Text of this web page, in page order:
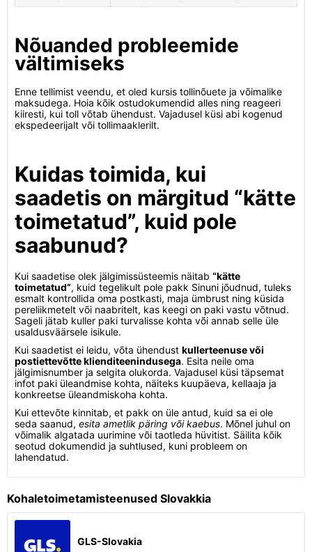
Nõuanded probleemide
vältimiseks
Enne tellimist veendu, et oled kursis tollinõuete ja võimalike
maksudega. Hoia kõik ostudokumendid alles ning reageeri
kiiresti, kui toll võtab ühendust. Vajadusel küsi abi kogenud
ekspedeerijalt või tollimaaklerilt.
Kuidas toimida, kui
saadetis on märgitud “kätte
toimetatud”, kuid pole
saabunud?
Kui saadetise olek jälgimissüsteemis näitab “kätte
toimetatud”, kuid tegelikult pole pakk Sinuni jõudnud, tuleks
esmalt kontrollida oma postkasti, maja ümbrust ning küsida
pereliikmetelt või naabritelt, kas keegi on paki vastu võtnud.
Sageli jätab kuller paki turvalisse kohta või annab selle üle
usaldusväärsele isikule.
Kui saadetist ei leidu, võta ühendust kullerteenuse või
postiettevõtte klienditeenindusega. Esita neile oma
jälgimisnumber ja selgita olukorda. Vajadusel küsi täpsemat
infot paki üleandmise kohta, näiteks kuupäeva, kellaaja ja
konkreetse üleandmiskoha kohta.
Kui ettevõte kinnitab, et pakk on üle antud, kuid sa ei ole
seda saanud, esita ametlik päring või kaebus. Mõnel juhul on
võimalik algatada uurimine või taotleda hüvitist. Säilita kõik
seotud dokumendid ja suhtlused, kuni probleem on
lahendatud.
Kohaletoimetamisteenused Slovakkia
GLS-Slovakia